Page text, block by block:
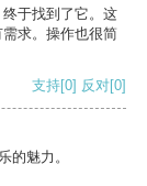
于找到了它。这
求。操作也很简
支持[0] 反对[0]
的魅力。